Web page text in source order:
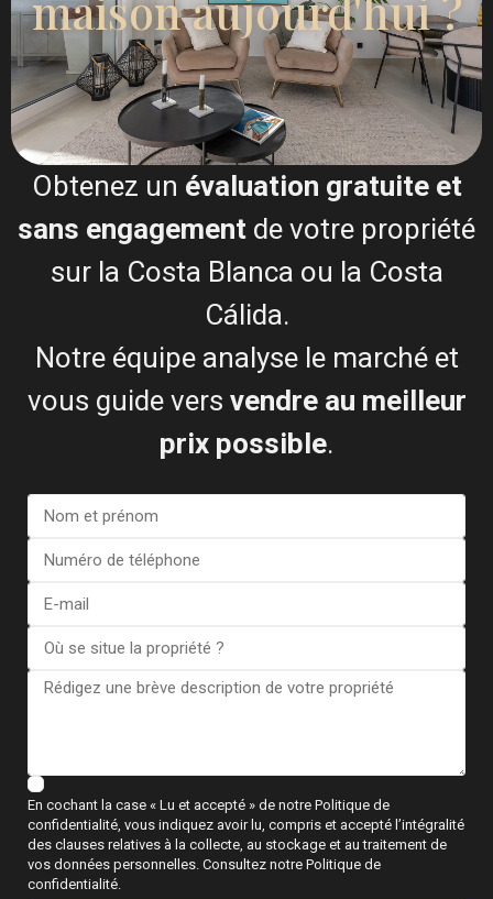
Esentya Estate
Agent immobilier
+34601614830
info@esentyaestate.com
Je consens à laConditions générales du RGPD
Obtenez un évaluation gratuite et
sans engagement de votre propriété
sur la Costa Blanca ou la Costa
Cálida.
Notre équipe analyse le marché et
vous guide vers vendre au meilleur
prix possible.
En cochant la case « Lu et accepté » de notre Politique de
confidentialité, vous indiquez avoir lu, compris et accepté l’intégralité
des clauses relatives à la collecte, au stockage et au traitement de
vos données personnelles. Consultez notre Politique de
confidentialité.